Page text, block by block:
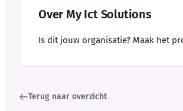
Over My Ict Solutions
Is dit jouw organisatie? Maak het
Terug naar overzicht